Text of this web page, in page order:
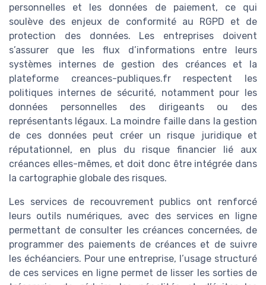
personnelles et les données de paiement, ce qui
soulève des enjeux de conformité au RGPD et de
protection des données. Les entreprises doivent
s’assurer que les flux d’informations entre leurs
systèmes internes de gestion des créances et la
plateforme creances-publiques.fr respectent les
politiques internes de sécurité, notamment pour les
données personnelles des dirigeants ou des
représentants légaux. La moindre faille dans la gestion
de ces données peut créer un risque juridique et
réputationnel, en plus du risque financier lié aux
créances elles-mêmes, et doit donc être intégrée dans
la cartographie globale des risques.
Les services de recouvrement publics ont renforcé
leurs outils numériques, avec des services en ligne
permettant de consulter les créances concernées, de
programmer des paiements de créances et de suivre
les échéanciers. Pour une entreprise, l’usage structuré
de ces services en ligne permet de lisser les sorties de